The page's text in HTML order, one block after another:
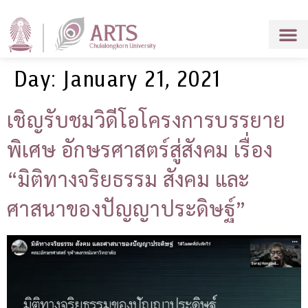
Day: January 21, 2021
เชิญรับชมวิดีโอโครงการบรรยาย
พิเศษ อักษรศาสตร์สู่สังคม เรื่อง
“มิติทางจริยธรรม สังคม และ
ศาสนาของปัญญาประดิษฐ์”